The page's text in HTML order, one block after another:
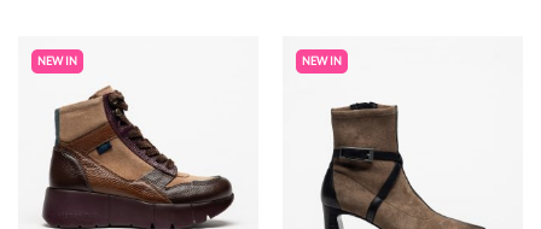
NEW IN NEW IN